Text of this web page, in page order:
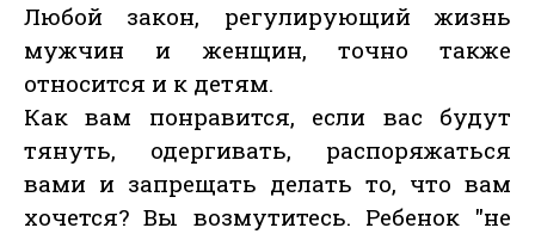
Любой закон, регулирующий жизнь
мужчин и женщин, точно также
относится и к детям.
Как вам понравится, если вас будут
тянуть, одергивать, распоряжаться
вами и запрещать делать то, что вам
хочется? Вы возмутитесь. Ребенок "не